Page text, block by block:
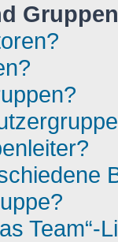
Gruppen
Team“-